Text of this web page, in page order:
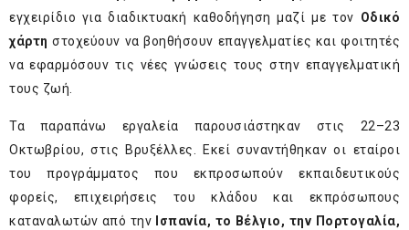
εγχειρίδιο για διαδικτυακή καθοδήγηση μαζί με τον Οδικό
χάρτη στοχεύουν να βοηθήσουν επαγγελματίες και φοιτητές
να εφαρμόσουν τις νέες γνώσεις τους στην επαγγελματική
τους ζωή.
Τα παραπάνω εργαλεία παρουσιάστηκαν στις 22–23
Οκτωβρίου, στις Βρυξέλλες. Εκεί συναντήθηκαν οι εταίροι
του προγράμματος που εκπροσωπούν εκπαιδευτικούς
φορείς, επιχειρήσεις του κλάδου και εκπρόσωπους
καταναλωτών από την
Ισπανία, το Βέλγιο, την Πορτογαλία,